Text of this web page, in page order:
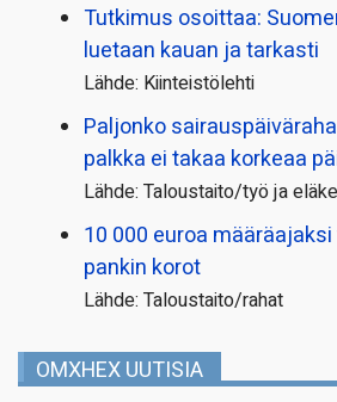
Tutkimus osoittaa:
luetaan kauan ja tarkasti
Lähde: Kiinteistölehti
Paljonko
palkka ei takaa korkeaa
Lähde: Taloustaito/työ ja eläke
10 000 euroa
pankin korot
Lähde: Taloustaito/rahat
OMXHEX UUTISIA